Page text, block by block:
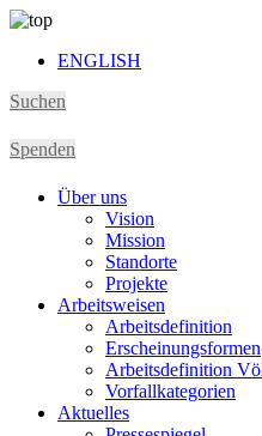
ENGLISH
Suchen
Spenden
Über uns
Vision
Mission
Standorte
Projekte
Arbeitsweisen
Arbeitsdefinition
Erscheinungsformen
Arbeitsdefinition
Vorfallkategorien
Aktuelles